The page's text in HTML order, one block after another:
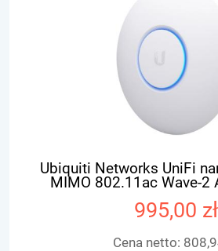
Ubiquiti Networks UniFi
MIMO 802.11ac Wave-2
995,00 zł
Cena netto: